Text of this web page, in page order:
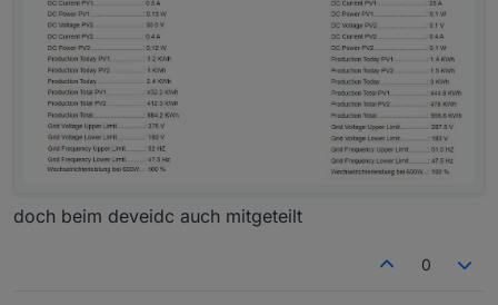
doch beim deveidc auch mitgeteilt
0